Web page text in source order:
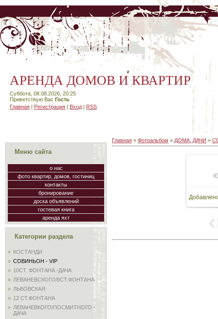
АРЕНДА ДОМОВ И КВАРТИР
Суббота, 08.08.2026, 20:25
Приветствую Вас Гость
Главная | Регистрация | Вход | RSS
Меню сайта
о нас
фото квартир, домов, гостиниц
контакты
бронирование
доска объявлений
гостевая книга
аренда яхт
Категории раздела
КОСТАНДИ
СОВИНЬОН - VIP
10СТ. ФОНТАНА -ДАЧА
ЛЕВАНЕВСКОГО/8СТ.ФОНТАНА
ЛЬВОВСКАЯ
12 СТ.ФОНТАНА
ЛЕВАНЕВКОГО/ПОСМИТНОГО -
ДАЧА
Главная » Фотоальбом » ДОМА, ДАЧИ »